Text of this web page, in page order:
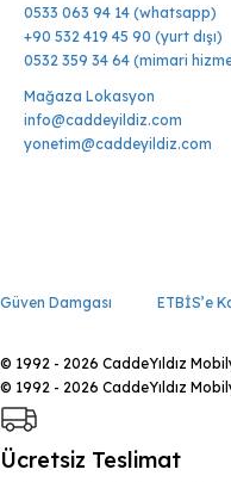
0533 063 94 14 (whatsapp)
+90 532 419 45 90 (yurt dışı)
0532 359 34 64 (mimari
Mağaza Lokasyon
info@caddeyildiz.com
yonetim@caddeyildiz.com
Güven Damgası ETBİS’e
© 1992 - 2026 CaddeYıldız
© 1992 - 2026 CaddeYıldız
Ücretsiz Teslimat